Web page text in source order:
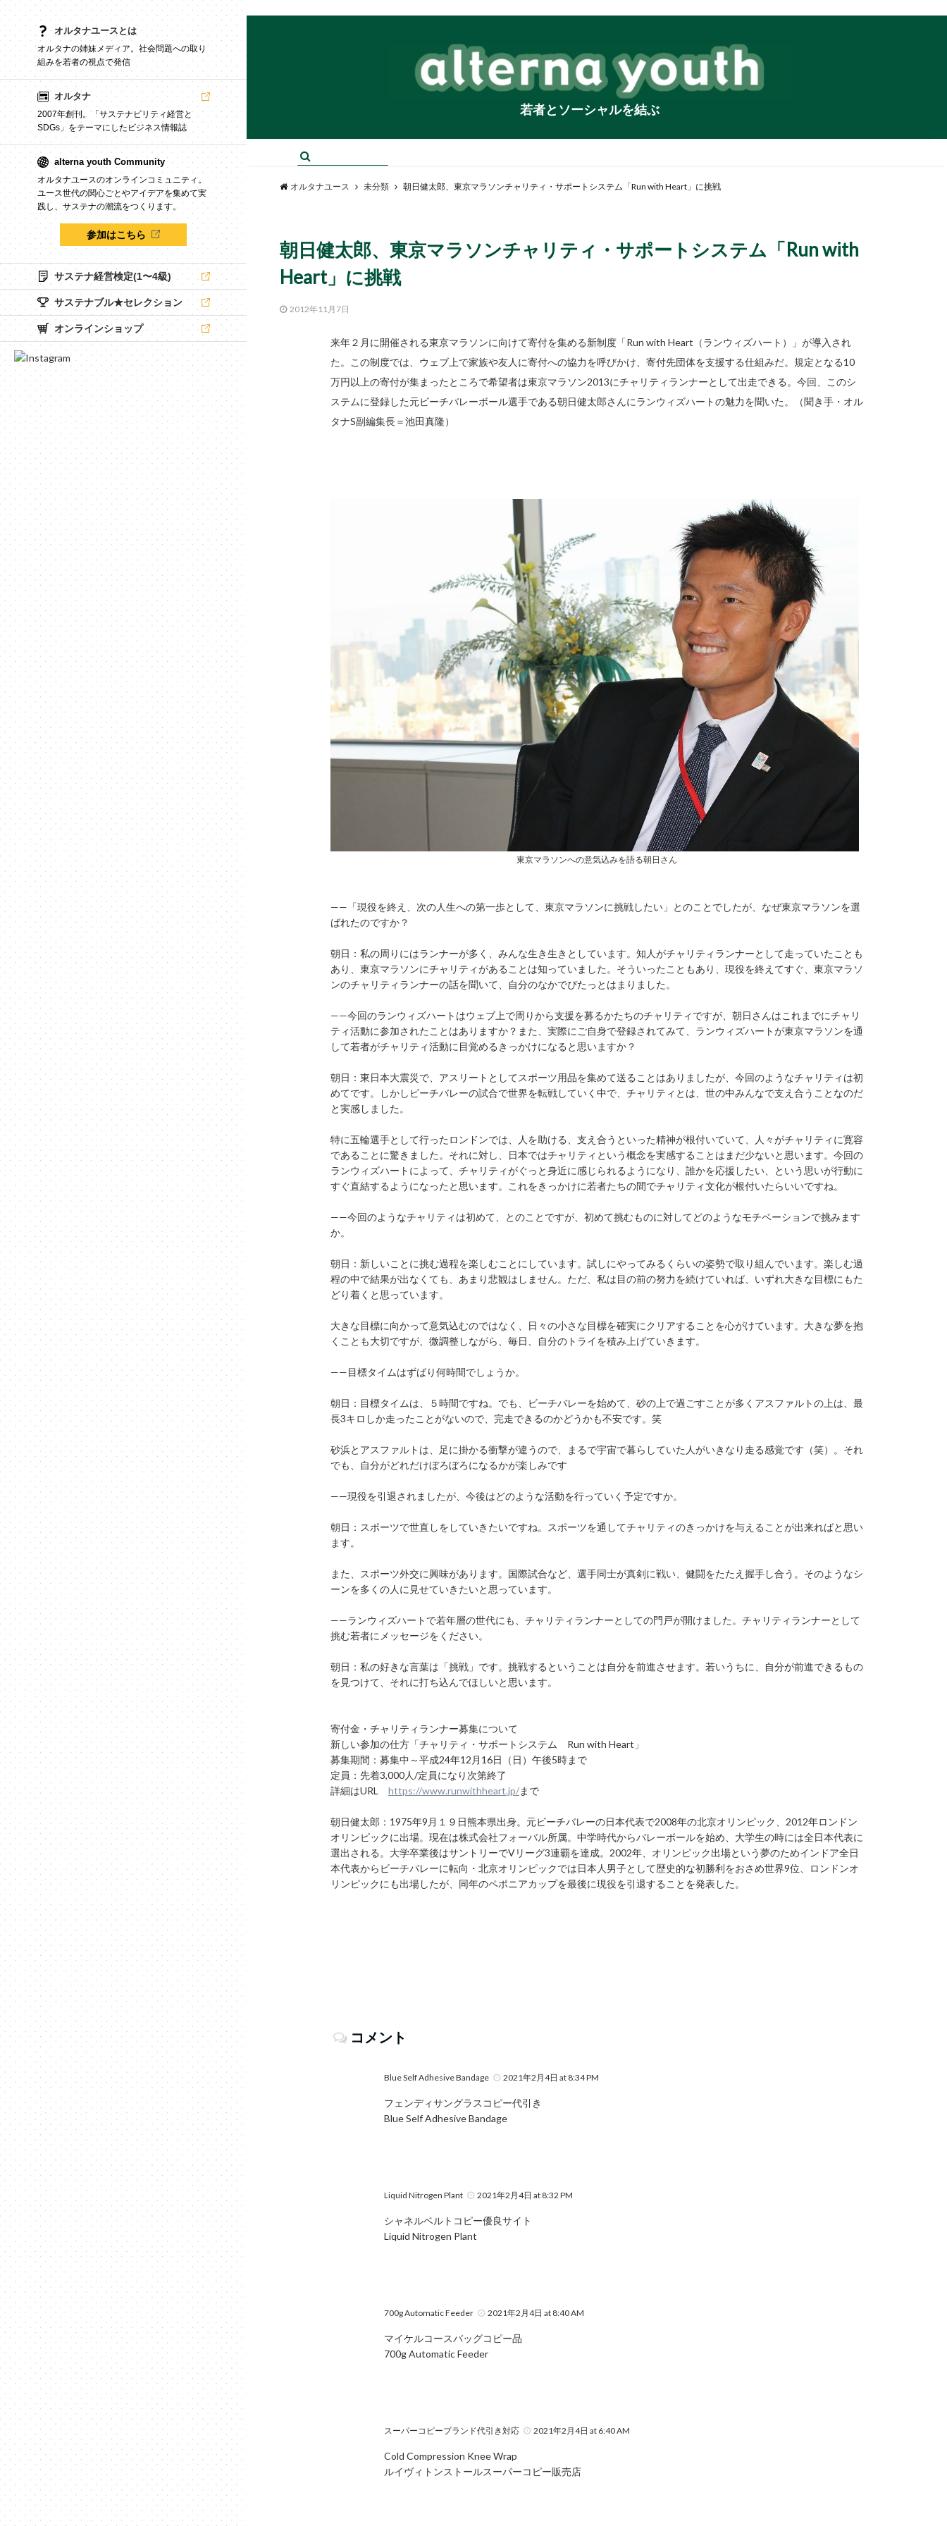
オルタナユースとは
オルタナの姉妹メディア。社会問題への取り
組みを若者の視点で発信
オルタナ
2007年創刊。「サステナビリティ経営と
SDGs」をテーマにしたビジネス情報誌
alterna youth Community
オルタナユースのオンラインコミュニティ。
ユース世代の関心ごとやアイデアを集めて実
践し、サステナの潮流をつくります。
参加はこちら
サステナ経営検定(1〜4級)
サステナブル★セレクション
オンラインショップ
若者とソーシャルを結ぶ
オルタナユース 未分類 朝日健太郎、東京マラソンチャリティ・サポートシステム「Run with Heart」に挑戦
朝日健太郎、東京マラソンチャリティ・サポートシステム「Run with
Heart」に挑戦
2012年11月7日
来年２月に開催される東京マラソンに向けて寄付を集める新制度「Run with Heart（ランウィズハート）」が導入され
た。この制度では、ウェブ上で家族や友人に寄付への協力を呼びかけ、寄付先団体を支援する仕組みだ。規定となる10
万円以上の寄付が集まったところで希望者は東京マラソン2013にチャリティランナーとして出走できる。今回、このシ
ステムに登録した元ビーチバレーボール選手である朝日健太郎さんにランウィズハートの魅力を聞いた。（聞き手・オル
タナS副編集長＝池田真隆）
東京マラソンへの意気込みを語る朝日さん
——「現役を終え、次の人生への第一歩として、東京マラソンに挑戦したい」とのことでしたが、なぜ東京マラソンを選
ばれたのですか？
朝日：私の周りにはランナーが多く、みんな生き生きとしています。知人がチャリティランナーとして走っていたことも
あり、東京マラソンにチャリティがあることは知っていました。そういったこともあり、現役を終えてすぐ、東京マラソ
ンのチャリティランナーの話を聞いて、自分のなかでぴたっとはまりました。
——今回のランウィズハートはウェブ上で周りから支援を募るかたちのチャリティですが、朝日さんはこれまでにチャリ
ティ活動に参加されたことはありますか？また、実際にご自身で登録されてみて、ランウィズハートが東京マラソンを通
して若者がチャリティ活動に目覚めるきっかけになると思いますか？
朝日：東日本大震災で、アスリートとしてスポーツ用品を集めて送ることはありましたが、今回のようなチャリティは初
めてです。しかしビーチバレーの試合で世界を転戦していく中で、チャリティとは、世の中みんなで支え合うことなのだ
と実感しました。
特に五輪選手として行ったロンドンでは、人を助ける、支え合うといった精神が根付いていて、人々がチャリティに寛容
であることに驚きました。それに対し、日本ではチャリティという概念を実感することはまだ少ないと思います。今回の
ランウィズハートによって、チャリティがぐっと身近に感じられるようになり、誰かを応援したい、という思いが行動に
すぐ直結するようになったと思います。これをきっかけに若者たちの間でチャリティ文化が根付いたらいいですね。
——今回のようなチャリティは初めて、とのことですが、初めて挑むものに対してどのようなモチベーションで挑みます
か。
朝日：新しいことに挑む過程を楽しむことにしています。試しにやってみるくらいの姿勢で取り組んでいます。楽しむ過
程の中で結果が出なくても、あまり悲観はしません。ただ、私は目の前の努力を続けていれば、いずれ大きな目標にもた
どり着くと思っています。
大きな目標に向かって意気込むのではなく、日々の小さな目標を確実にクリアすることを心がけています。大きな夢を抱
くことも大切ですが、微調整しながら、毎日、自分のトライを積み上げていきます。
——目標タイムはずばり何時間でしょうか。
朝日：目標タイムは、５時間ですね。でも、ビーチバレーを始めて、砂の上で過ごすことが多くアスファルトの上は、最
長3キロしか走ったことがないので、完走できるのかどうかも不安です。笑
砂浜とアスファルトは、足に掛かる衝撃が違うので、まるで宇宙で暮らしていた人がいきなり走る感覚です（笑）。それ
でも、自分がどれだけぼろぼろになるかが楽しみです
——現役を引退されましたが、今後はどのような活動を行っていく予定ですか。
朝日：スポーツで世直しをしていきたいですね。スポーツを通してチャリティのきっかけを与えることが出来ればと思い
ます。
また、スポーツ外交に興味があります。国際試合など、選手同士が真剣に戦い、健闘をたたえ握手し合う。そのようなシ
ーンを多くの人に見せていきたいと思っています。
——ランウィズハートで若年層の世代にも、チャリティランナーとしての門戸が開けました。チャリティランナーとして
挑む若者にメッセージをください。
朝日：私の好きな言葉は「挑戦」です。挑戦するということは自分を前進させます。若いうちに、自分が前進できるもの
を見つけて、それに打ち込んでほしいと思います。
寄付金・チャリティランナー募集について
新しい参加の仕方「チャリティ・サポートシステム Run with Heart」
募集期間：募集中～平成24年12月16日（日）午後5時まで
定員：先着3,000人/定員になり次第終了
詳細はURL https://www.runwithheart.jp/まで
朝日健太郎：1975年9月１９日熊本県出身。元ビーチバレーの日本代表で2008年の北京オリンピック、2012年ロンドン
オリンピックに出場。現在は株式会社フォーバル所属。中学時代からバレーボールを始め、大学生の時には全日本代表に
選出される。大学卒業後はサントリーでVリーグ3連覇を達成。2002年、オリンピック出場という夢のためインドア全日
本代表からビーチバレーに転向・北京オリンピックでは日本人男子として歴史的な初勝利をおさめ世界9位、ロンドンオ
リンピックにも出場したが、同年のペポニアカップを最後に現役を引退することを発表した。
コメント
Blue Self Adhesive Bandage 2021年2月4日 at 8:34 PM
フェンディサングラスコピー代引き
Blue Self Adhesive Bandage
Liquid Nitrogen Plant 2021年2月4日 at 8:32 PM
シャネルベルトコピー優良サイト
Liquid Nitrogen Plant
700g Automatic Feeder 2021年2月4日 at 8:40 AM
マイケルコースバッグコピー品
700g Automatic Feeder
スーパーコピーブランド代引き対応 2021年2月4日 at 6:40 AM
Cold Compression Knee Wrap
ルイヴィトンストールスーパーコピー販売店